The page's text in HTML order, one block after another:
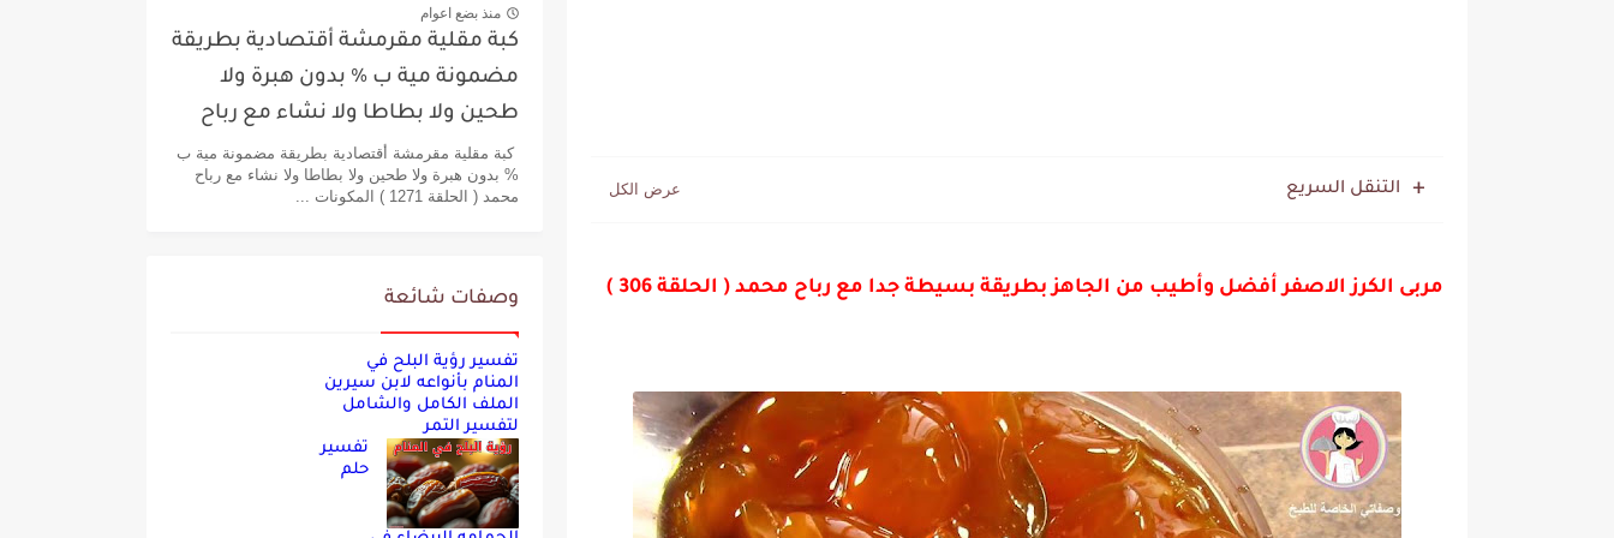
التنقل السريع
مربى الكرز الاصفر أفضل وأطيب من الجاهز بطريقة بسيطة جدا مع رباح محمد ( الحلقة 306 )
منذ بضع اعوام
كبة مقلية مقرمشة أقتصادية بطريقة
مضمونة مية ب % بدون هبرة ولا
طحين ولا بطاطا ولا نشاء مع رباح
محمد
كبة مقلية مقرمشة أقتصادية بطريقة مضمونة مية ب
% بدون هبرة ولا طحين ولا بطاطا ولا نشاء مع رباح
محمد ( الحلقة 1271 ) المكونات ...
وصفات شائعة
تفسير رؤية البلح في
المنام بأنواعه لابن سيرين
الملف الكامل والشامل
لتفسير التمر
تفسير
حلم